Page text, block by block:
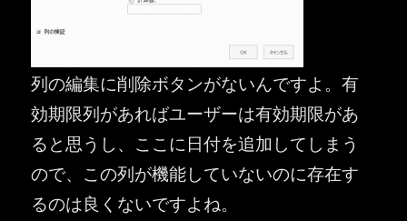
列の編集に削除ボタンがないんですよ。有
効期限列があればユーザーは有効期限があ
ると思うし、ここに日付を追加してしまう
ので、この列が機能していないのに存在す
るのは良くないですよね。